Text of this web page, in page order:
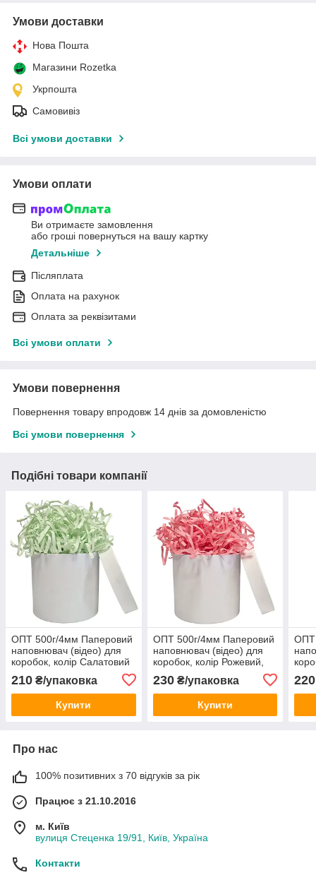
Умови доставки
Нова Пошта
Магазини Rozetka
Укрпошта
Самовивіз
Всі умови доставки
Умови оплати
Ви отримаєте замовлення
або гроші повернуться на вашу картку
Детальніше
Післяплата
Оплата на рахунок
Оплата за реквізитами
Всі умови оплати
Умови повернення
Повернення товару впродовж 14 днів за домовленістю
Всі умови повернення
Подібні товари компанії
ОПТ 500г/4мм Паперовий
наповнювач (відео) для
коробок, колір Салатовий
210 ₴/упаковка
Купити
ОПТ 500г/4мм Паперовий
наповнювач (відео) для
коробок, колір Рожевий,
230₴/упаковка
Купити
ОПТ
220
Про нас
100% позитивних з 70 відгуків за рік
Працює з 21.10.2016
м. Київ
вулиця Стеценка 19/91, Київ, Україна
Контакти